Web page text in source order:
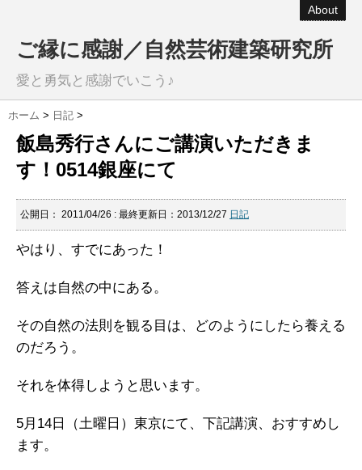
About
ご縁に感謝／自然芸術建築研究所
愛と勇気と感謝でいこう♪
ホーム > 日記 >
飯島秀行さんにご講演いただきま
す！0514銀座にて
公開日： 2011/04/26 : 最終更新日：2013/12/27 日記
やはり、すでにあった！
答えは自然の中にある。
その自然の法則を観る目は、どのようにしたら養える
のだろう。
それを体得しようと思います。
5月14日（土曜日）東京にて、下記講演、おすすめし
ます。